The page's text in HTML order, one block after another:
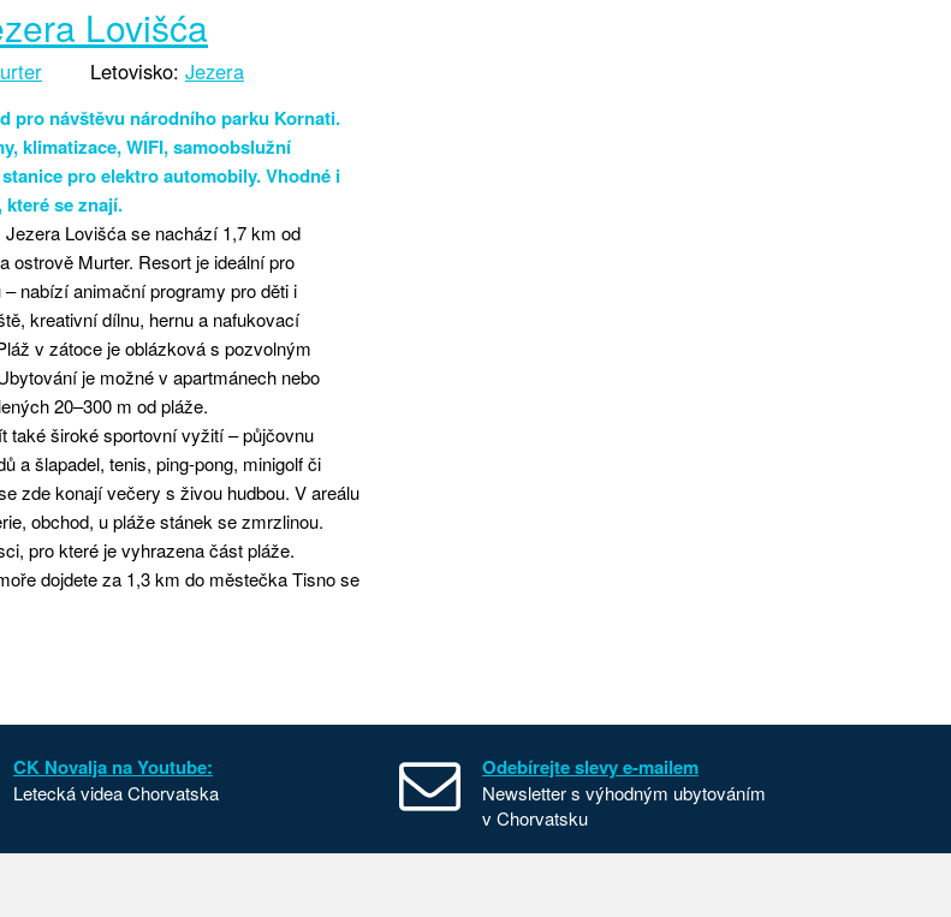
Lovišća
Letovisko: Jezera
pro návštěvu národního parku Kornati.
klimatizace, WIFI, samoobslužní
pro elektro automobily. Vhodné i
se znají.
Lovišća se nachází 1,7 km od
ostrově Murter. Resort je ideální pro
– nabízí animační programy pro děti i
kreativní dílnu, hernu a nafukovací
v zátoce je oblázková s pozvolným
je možné v apartmánech nebo
20–300 m od pláže.
také široké sportovní vyžití – půjčovnu
a šlapadel, tenis, ping-pong, minigolf či
zde konají večery s živou hudbou. V areálu
obchod, u pláže stánek se zmrzlinou.
pro které je vyhrazena část pláže.
dojdete za 1,3 km do městečka Tisno se
CK Novalja na Youtube:
Letecká videa Chorvatska
Odebírejte slevy e-mailem
Newsletter s výhodným ubytováním
v Chorvatsku